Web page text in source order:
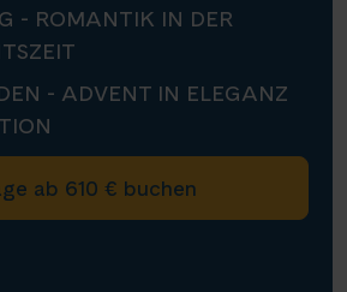
+49 30 346 456 950CH|FR
- ROMANTIK IN DER
- ADVENT IN ELEGANZ
ab 610 € buchen